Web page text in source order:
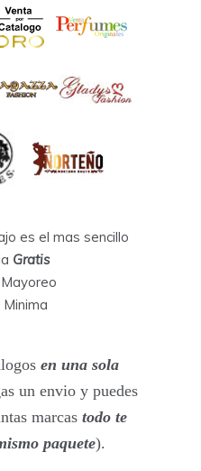
es el mas sencillo
Gratis
en una sola
un envio y puedes
marcastodo te
paquete).